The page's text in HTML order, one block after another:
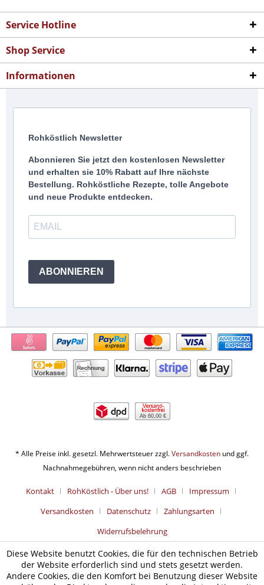
Service Hotline
Shop Service
Informationen
Rohköstlich Newsletter
Abonnieren Sie jetzt den kostenlosen Newsletter
und erhalten sie 10% Rabatt auf Ihre nächste
Bestellung. Rohköstliche Rezepte, tolle Angebote
und neue Produkte entdecken.
ABONNIEREN
Ab 60,00 €
* Alle Preise inkl. gesetzl. Mehrwertsteuer zzgl.Versandkosten und ggf.
Nachnahmegebühren, wenn nicht anders beschrieben
Kontakt RohKöstlich - Über uns! AGB
Impressum
Versandkosten
Datenschutz
Zahlungsarten
Widerrufsbelehrung
Diese Website benutzt Cookies, die für den technischen Betrieb
der Website erforderlich sind und stets gesetzt werden.
Andere Cookies, die den Komfort bei Benutzung dieser Website